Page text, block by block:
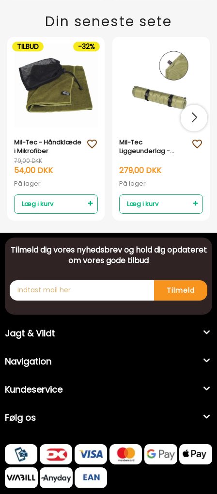
Din seneste sete
Mil-Tec - Håndklæde
i Mikrofiber
79,00 DKK
54,00 DKK
På lager
Læg i kurv
favorite_outline
TILBUD -32%
Mil-Tec
Liggeunderlag -
279,00 DKK
På lager
Læg i kurv
favorite_outline
Tilmeld dig vores nyhedsbrev og hold dig opdateret
om vores gode tilbud
Tilmeld
Jagt & Vildt
Navigation
Kundeservice
Følg os